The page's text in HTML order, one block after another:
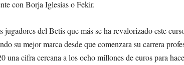
con Borja Iglesias o Fekir.
jugadores del Betis que más se ha revalorizado este
su mejor marca desde que comenzara su carrera
una cifra cercana a los ocho millones de euros para